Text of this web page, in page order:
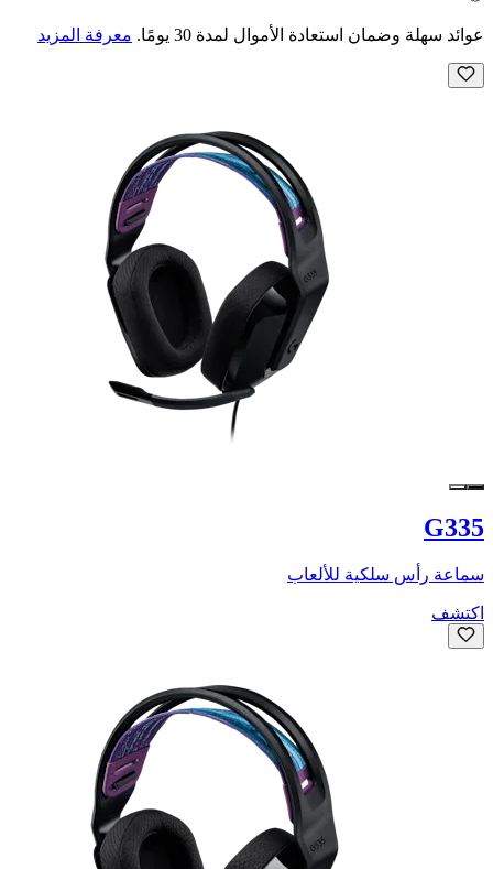
عوائد سهلة وضمان استعادة الأموال لمدة 30 يومًا. معرفة المزيد
G335
سماعة رأس سلكية للألعاب
اكتشف